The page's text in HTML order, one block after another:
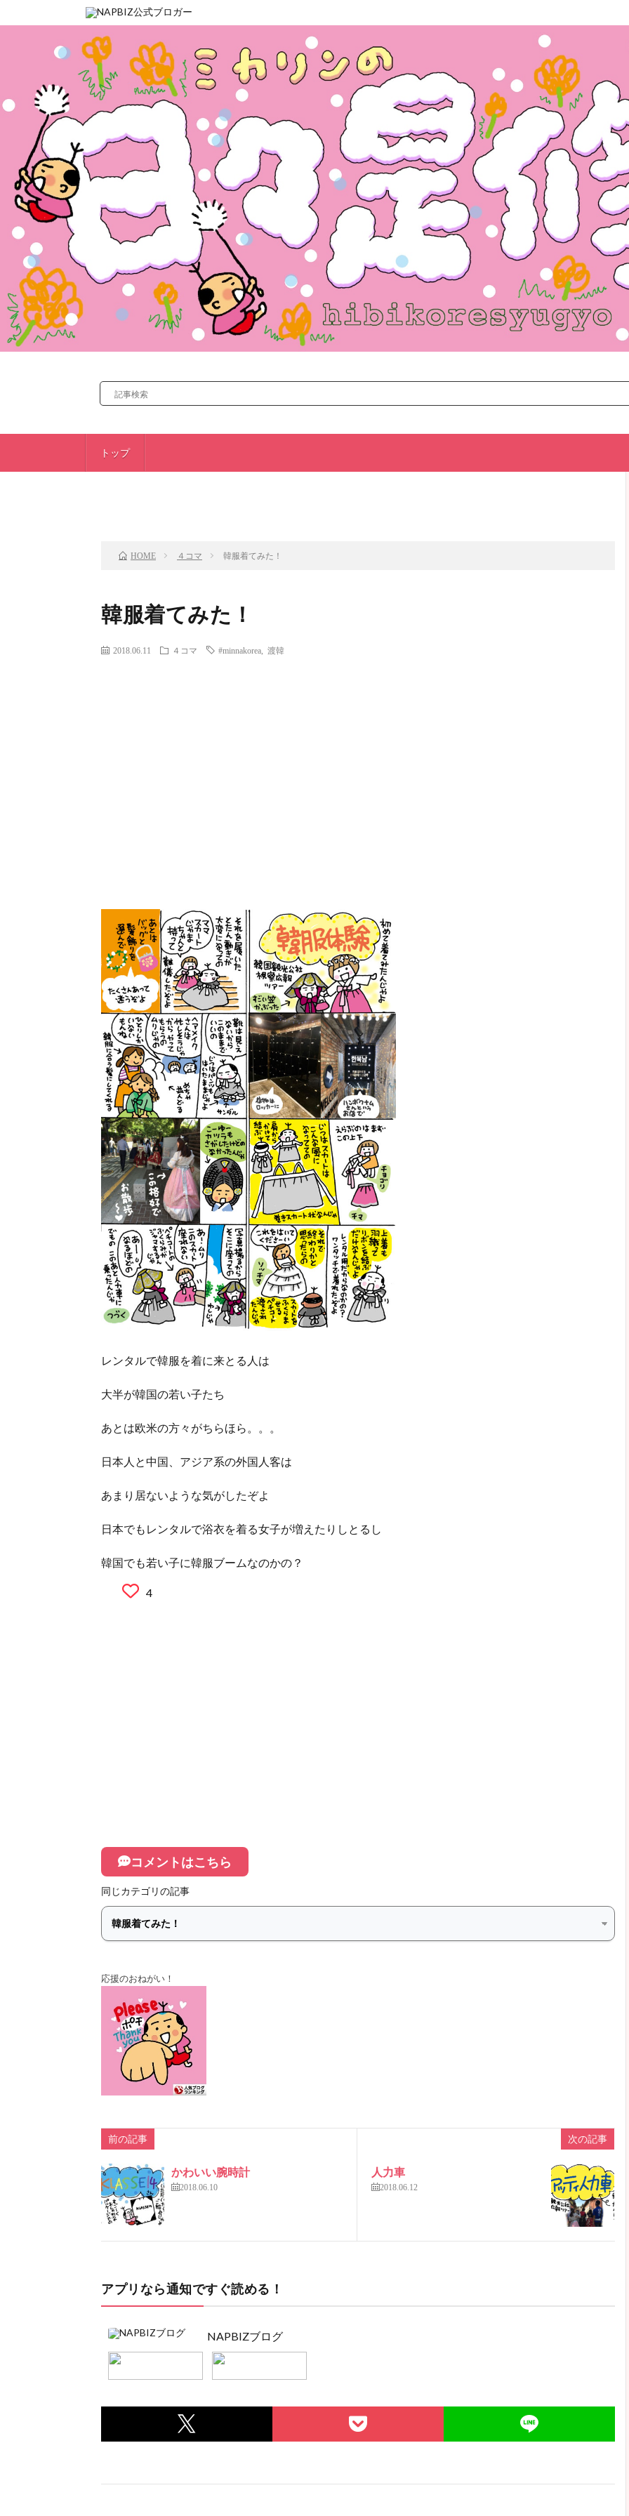
トップ
HOME ４コマ 韓服着てみた！
韓服着てみた！
2018.06.11 ４コマ #minnakorea 渡韓
レンタルで韓服を着に来とる人は
大半が韓国の若い子たち
あとは欧米の方々がちらほら。。。
日本人と中国、アジア系の外国人客は
あまり居ないような気がしたぞよ
日本でもレンタルで浴衣を着る女子が増えたりしとるし
韓国でも若い子に韓服ブームなのかの？
4
コメントはこちら
同じカテゴリの記事
応援のおねがい！
前の記事
かわいい腕時計
2018.06.10
次の記事
人力車
2018.06.12
アプリなら通知ですぐ読める！
NAPBIZブログ